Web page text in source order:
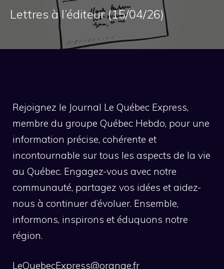
Lettres à l’éditeur (15/04/26)
Rejoignez le Journal Le Québec Express,
membre du groupe Québec Hebdo, pour une
information précise, cohérente et
incontournable sur tous les aspects de la vie
au Québec. Engagez-vous avec notre
communauté, partagez vos idées et aidez-
nous à continuer d’évoluer. Ensemble,
informons, inspirons et éduquons notre
région.
LeQuebecExpress@orange.fr